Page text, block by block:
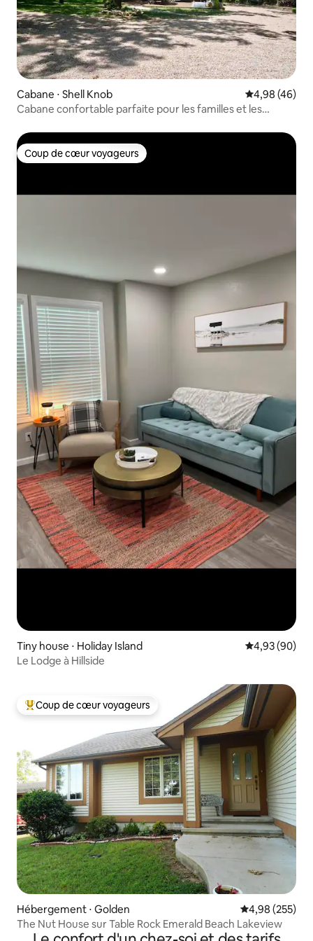
Cabane ⋅ Shell Knob Évaluation
4,98 (46)
Cabane confortable parfaite pour les familles et les
Coup de cœur voyageurs
Coup de cœur voyageurs
Tiny house ⋅ Holiday Island Évaluation
4,93 (90)
Le Lodge à Hillside
Coups de cœur voyageurs les plus appréciés
Coup de cœur voyageurs
Hébergement ⋅ Golden Évaluation
4,98 (255)
The Nut House sur Table Rock Emerald Beach Lakeview